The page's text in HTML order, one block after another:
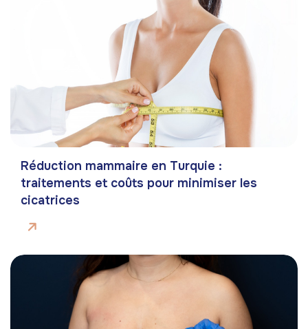
Réduction mammaire en Turquie :
traitements et coûts pour minimiser les
cicatrices